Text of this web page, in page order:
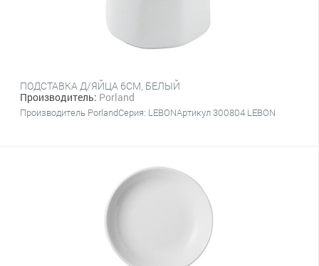
ПОДСТАВКА Д/ЯЙЦА 6CM, БЕЛЫЙ
Производитель: Porland
Производитель PorlandСерия: LEBONАртикул 300804 LEBON